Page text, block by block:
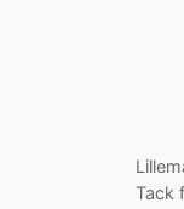
Tack